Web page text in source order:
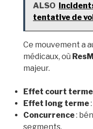
ALSO
tentative de
Ce mouvement a
médicaux, où
majeur.
Effet court terme
Effet long terme
Concurrence:
segments.